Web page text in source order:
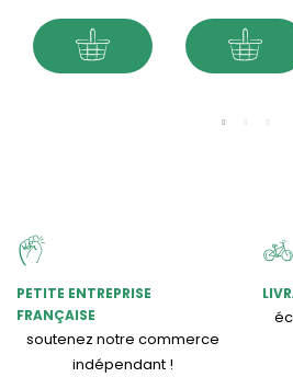
PETITE ENTREPRISE
FRANÇAISE
soutenez notre commerce
indépendant !